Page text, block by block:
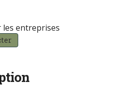
les entreprises